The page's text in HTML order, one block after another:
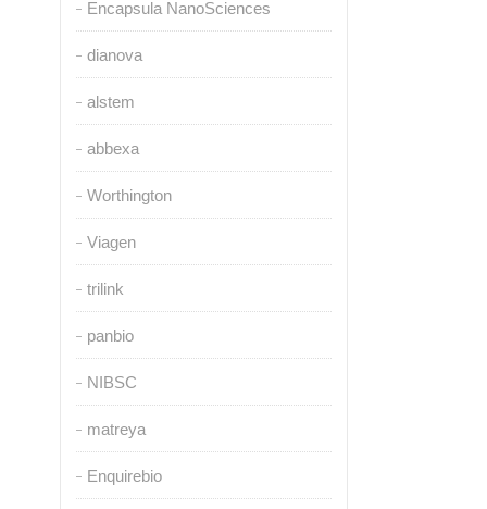
Encapsula NanoSciences
dianova
alstem
abbexa
Worthington
Viagen
trilink
panbio
NIBSC
matreya
Enquirebio